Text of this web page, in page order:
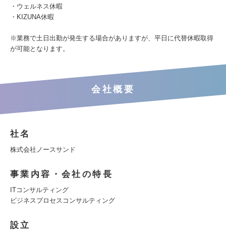
・ウェルネス休暇
・KIZUNA休暇
※業務で土日出勤が発生する場合がありますが、平日に代替休暇取得
が可能となります。
会社概要
社名
株式会社ノースサンド
事業内容・会社の特長
ITコンサルティング
ビジネスプロセスコンサルティング
設立